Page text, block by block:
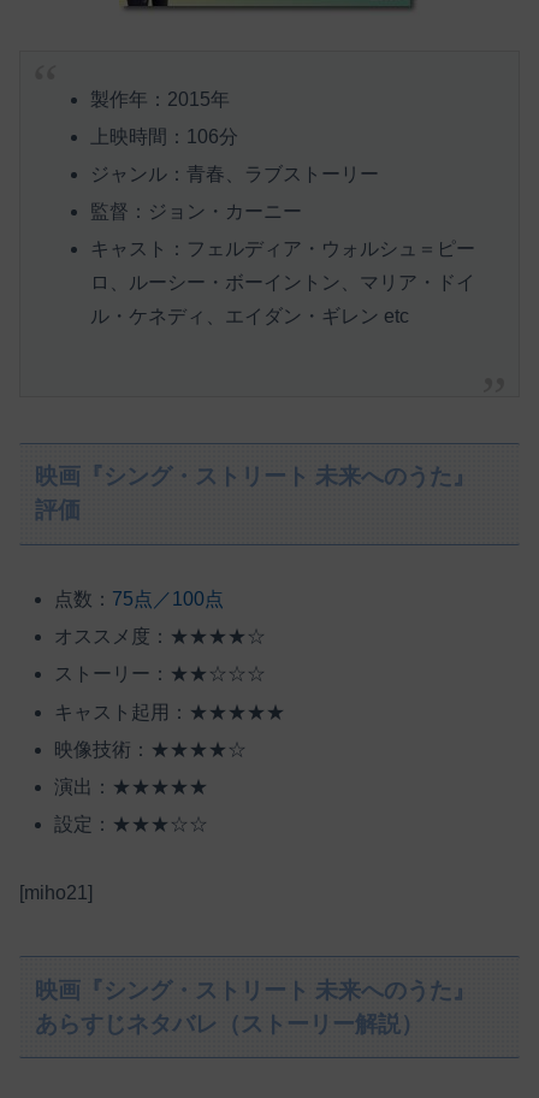
製作年：2015年
上映時間：106分
ジャンル：青春、ラブストーリー
監督：ジョン・カーニー
キャスト：フェルディア・ウォルシュ＝ピー
ロ、ルーシー・ボーイントン、マリア・ドイ
ル・ケネディ、エイダン・ギレン etc
映画『シング・ストリート 未来へのうた』
評価
点数： 75点／100点
オススメ度：★★★★☆
ストーリー：★★☆☆☆
キャスト起用：★★★★★
映像技術：★★★★☆
演出：★★★★★
設定：★★★☆☆
[miho21]
映画『シング・ストリート 未来へのうた』
あらすじネタバレ（ストーリー解説）